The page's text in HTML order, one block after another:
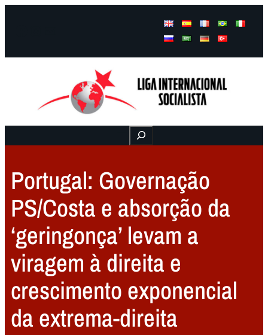
Buscar
Portugal: Governação
PS/Costa e absorção da
‘geringonça’ levam a
viragem à direita e
crescimento exponencial
da extrema-direita